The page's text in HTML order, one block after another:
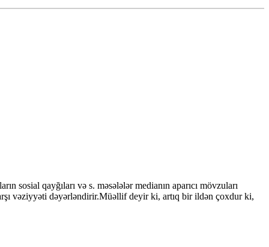
sosial qayğıları və s. məsələlər medianın aparıcı mövzuları
vəziyyəti dəyərləndirir.Müəllif deyir ki, artıq bir ildən çoxdur ki,